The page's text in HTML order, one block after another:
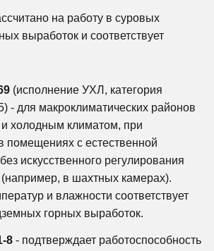
на работу в суровых
выработок и соответствует
(исполнение УХЛ, категория
- для макроклиматических районов
холодным климатом, при
помещениях с естественной
искусственного регулирования
в шахтных камерах).
и влажности соответствует
горных выработок.
8 - подтверждает работоспособность